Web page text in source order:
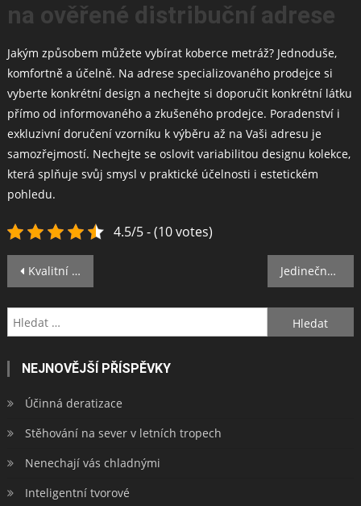
na ověřené distribuční adrese
Jakým způsobem můžete vybírat koberce metráž? Jednoduše,
komfortně a účelně. Na adrese specializovaného prodejce si
vyberte konkrétní design a nechejte si doporučit konkrétní látku
přímo od informovaného a zkušeného prodejce. Poradenství i
exkluzivní doručení vzorníku k výběru až na Vaši adresu je
samozřejmostí. Nechejte se oslovit variabilitou designu kolekce,
která splňuje svůj smysl v praktické účelnosti i estetickém
pohledu.
4.5/5 - (10 votes)
Navigace
pro
příspěvek
Kvalitní fólie na skla ochrání váš interiér Jedinečný model, který vás nadchne
Vyhledávání
NEJNOVĚJŠÍ PŘÍSPĚVKY
Účinná deratizace
Stěhování na sever v letních tropech
Nenechají vás chladnými
Inteligentní tvorové